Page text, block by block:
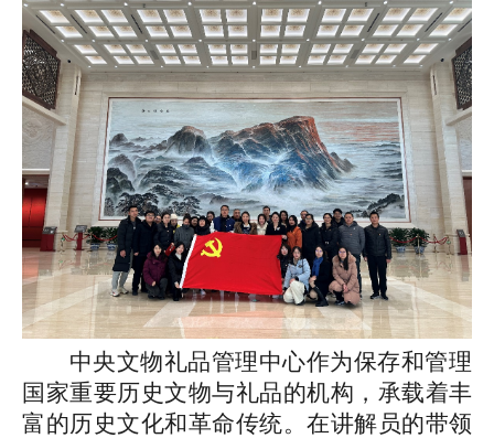
中央文物礼品管理中心作为保存和管理
国家重要历史文物与礼品的机构，承载着丰
富的历史文化和革命传统。在讲解员的带领